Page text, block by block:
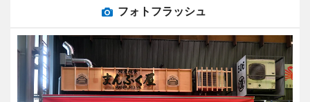
フォトフラッシュ